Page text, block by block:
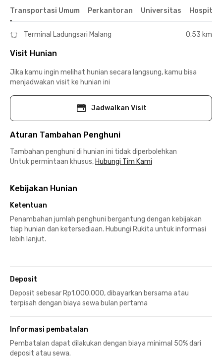
Transportasi Umum Perkantoran Universitas Hospital
Terminal Ladungsari Malang 0.53 km
Visit Hunian
Jika kamu ingin melihat hunian secara langsung, kamu bisa
menjadwakan visit ke hunian ini
Jadwalkan Visit
Aturan Tambahan Penghuni
Tambahan penghuni di hunian ini tidak diperbolehkan
Untuk permintaan khusus, Hubungi Tim Kami
Kebijakan Hunian
Ketentuan
Penambahan jumlah penghuni bergantung dengan kebijakan
tiap hunian dan ketersediaan. Hubungi Rukita untuk informasi
lebih lanjut.
Deposit
Deposit sebesar Rp1.000.000, dibayarkan bersama atau
terpisah dengan biaya sewa bulan pertama
Informasi pembatalan
Pembatalan dapat dilakukan dengan biaya minimal 50% dari
deposit atau sewa.